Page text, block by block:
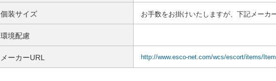
個装サイズ お手数をお掛けいたしますが、下記メーカ
環境配慮
メーカーURL http://www.esco-net.com/wcs/escort/items/